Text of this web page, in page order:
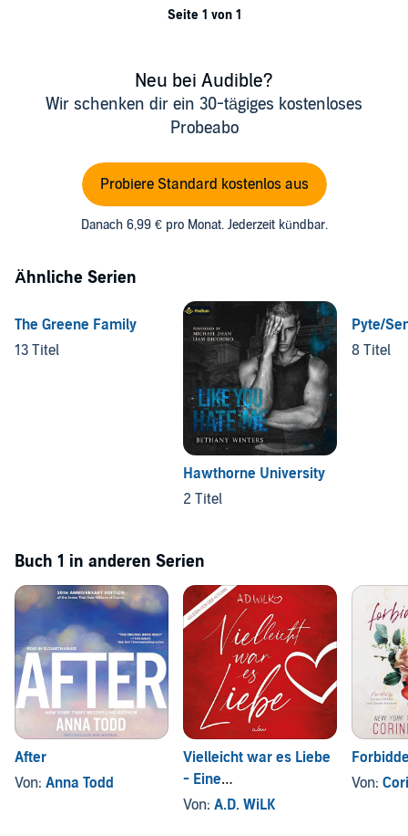
©2018, 2019, 2020 Amelia Valpreda (P)2023 Amelia Valpreda
Seite 1 von 1
Neu bei Audible?
Wir schenken dir ein 30-tägiges kostenloses
Probeabo
Probiere Standard kostenlos aus
Danach 6,99 € pro Monat. Jederzeit kündbar.
Ähnliche Serien
The Greene Family
13 Titel
Hawthorne University
2 Titel
Pyte/
8 Titel
Buch 1 in anderen Serien
After
Von: Anna Todd
Vielleicht war es Liebe
- Eine
Liebesgeschichte
Von: A.D. WiLK
Von: